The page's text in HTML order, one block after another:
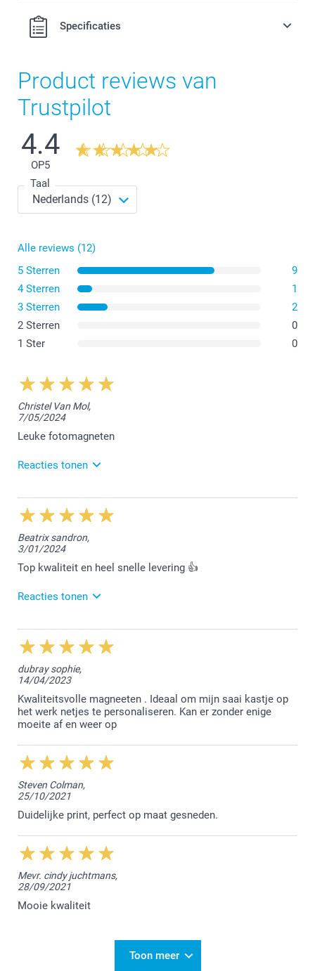
Specificaties
Product reviews van
Trustpilot
4.4
OP5
Taal
Alle reviews (12)
5 Sterren
9
4 Sterren
1
3 Sterren
2
2 Sterren
0
1 Ster
0
Christel Van Mol,
7/05/2024
Leuke fotomagneten
Reacties tonen
16/05/2024
12:42
Beste Christel,
We vonden het fijn jouw bestelling van de
fotomagneten te mogen afwerken. Bedankt voor
jouw review en tot een volgende keer!
Nathalie @smartphoto
Beatrix sandron,
3/01/2024
Top kwaliteit en heel snelle levering 👍
Reacties tonen
16/01/2024
13:14
Beste Beatrix,
We worden happy van jouw mooie review :-) Jij bent
een TOP klant.
Bedankt en tot een volgende keer!
Nathalie @smartphoto
dubray sophie,
14/04/2023
Kwaliteitsvolle magneeten . Ideaal om mijn saai kastje op
het werk netjes te personaliseren. Kan er zonder enige
moeite af en weer op
Steven Colman,
25/10/2021
Duidelijke print, perfect op maat gesneden.
Mevr. cindy juchtmans,
28/09/2021
Mooie kwaliteit
Toon meer